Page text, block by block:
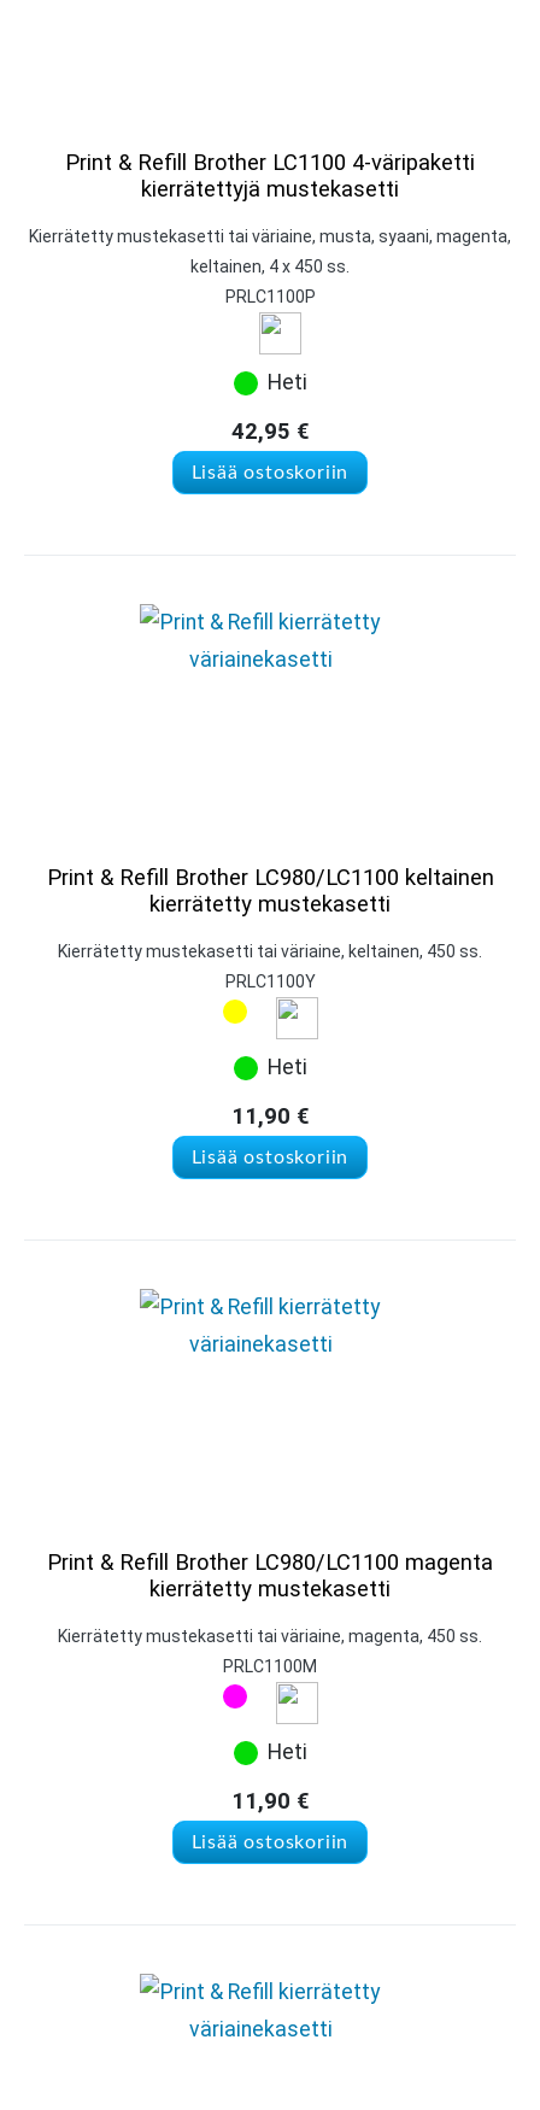
Print & Refill Brother LC1100 4-väripaketti
kierrätettyjä mustekasetti
Kierrätetty mustekasetti tai väriaine, musta, syaani, magenta,
keltainen, 4 x 450 ss.
PRLC1100P
Heti
42,95 €
Lisää ostoskoriin
Print & Refill Brother LC980/LC1100 keltainen
kierrätetty mustekasetti
Kierrätetty mustekasetti tai väriaine, keltainen, 450 ss.
PRLC1100Y
Heti
11,90 €
Lisää ostoskoriin
Print & Refill Brother LC980/LC1100 magenta
kierrätetty mustekasetti
Kierrätetty mustekasetti tai väriaine, magenta, 450 ss.
PRLC1100M
Heti
11,90 €
Lisää ostoskoriin